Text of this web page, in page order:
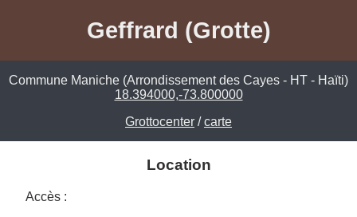
Geffrard (Grotte)
Commune Maniche (Arrondissement des Cayes - HT - Haïti)
18.394000,-73.800000
Grottocenter /carte
Location
Accès :